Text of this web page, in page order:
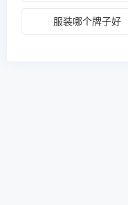
服装哪个牌子好